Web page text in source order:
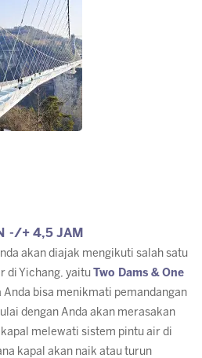
-/+ 4,5 JAM
akan diajak mengikuti salah satu
di Yichang, yaitu
Two Dams & One
Anda bisa menikmati pemandangan
dengan Anda akan merasakan
melewati sistem pintu air di
kapal akan naik atau turun